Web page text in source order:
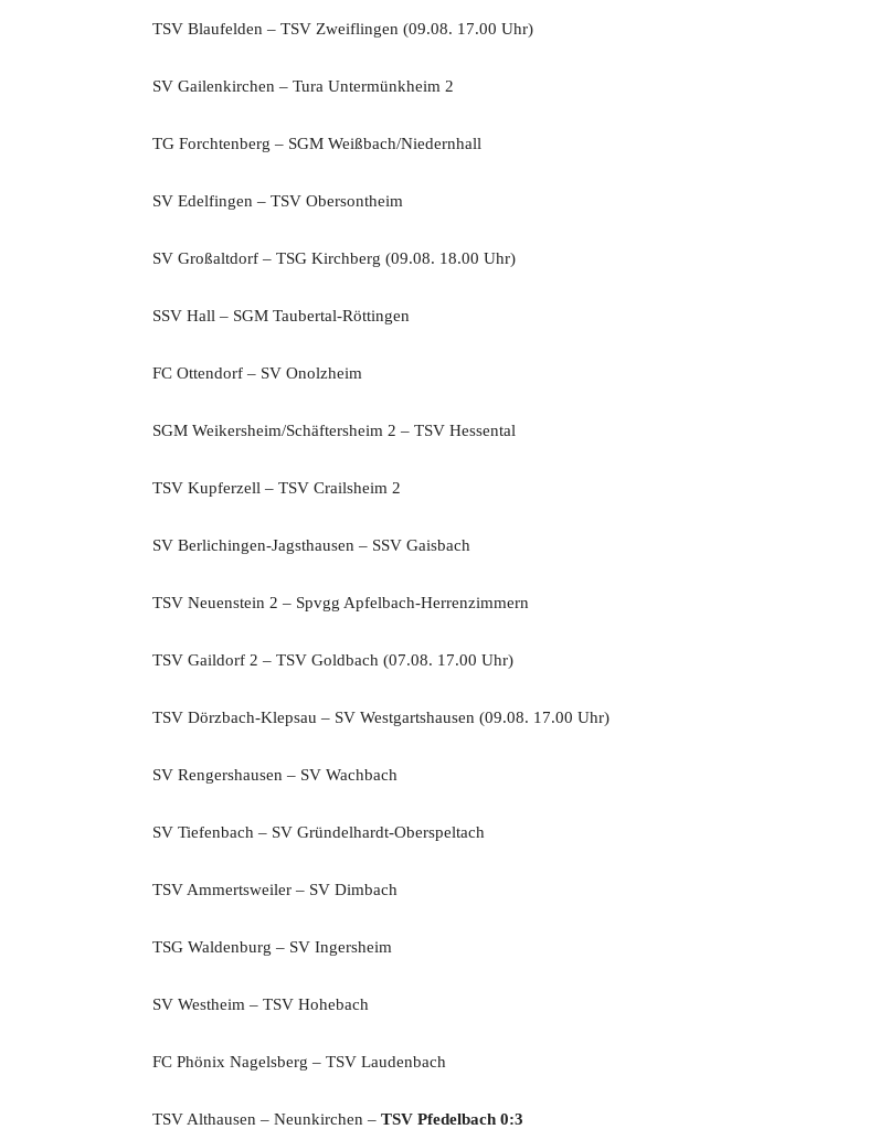
TSV Blaufelden – TSV Zweiflingen (09.08. 17.00 Uhr)
SV Gailenkirchen – Tura Untermünkheim 2
TG Forchtenberg – SGM Weißbach/Niedernhall
SV Edelfingen – TSV Obersontheim
SV Großaltdorf – TSG Kirchberg (09.08. 18.00 Uhr)
SSV Hall – SGM Taubertal-Röttingen
FC Ottendorf – SV Onolzheim
SGM Weikersheim/Schäftersheim 2 – TSV Hessental
TSV Kupferzell – TSV Crailsheim 2
SV Berlichingen-Jagsthausen – SSV Gaisbach
TSV Neuenstein 2 – Spvgg Apfelbach-Herrenzimmern
TSV Gaildorf 2 – TSV Goldbach (07.08. 17.00 Uhr)
TSV Dörzbach-Klepsau – SV Westgartshausen (09.08. 17.00 Uhr)
SV Rengershausen – SV Wachbach
SV Tiefenbach – SV Gründelhardt-Oberspeltach
TSV Ammertsweiler – SV Dimbach
TSG Waldenburg – SV Ingersheim
SV Westheim – TSV Hohebach
FC Phönix Nagelsberg – TSV Laudenbach
TSV Althausen – Neunkirchen – TSV Pfedelbach 0:3